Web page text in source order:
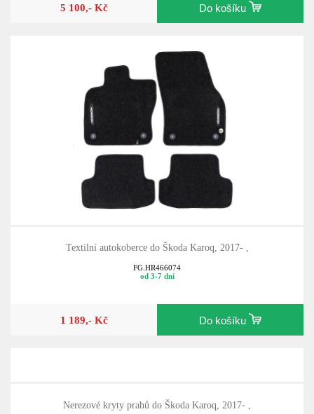
5 100,- Kč Do košíku
Textilní autokoberce do Škoda Karoq, 2017- ,
FG.HR466074
od 3-7 dní
1 189,- Kč Do košíku
Nerezové kryty prahů do Škoda Karoq, 2017- ,